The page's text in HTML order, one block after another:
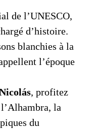
de l’UNESCO,
d’histoire.
blanchies à la
l’époque
, profitez
la
du